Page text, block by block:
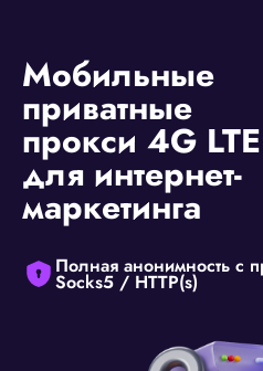
Мобильные
приватные
прокси 4G LTE
для интернет-
маркетинга
Полная анонимность с
Socks5 / HTTP(s)